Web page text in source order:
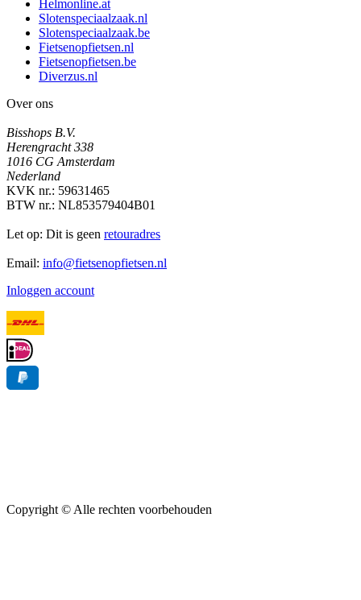
Helmonline.at
Slotenspeciaalzaak.nl
Slotenspeciaalzaak.be
Fietsenopfietsen.nl
Fietsenopfietsen.be
Diverzus.nl
Over ons
Bisshops B.V.
Herengracht 338
1016 CG Amsterdam
Nederland
KVK nr.: 59631465
BTW nr.: NL853579404B01
Let op: Dit is geen retouradres
Email: info@fietsenopfietsen.nl
Inloggen account
Copyright © Alle rechten voorbehouden